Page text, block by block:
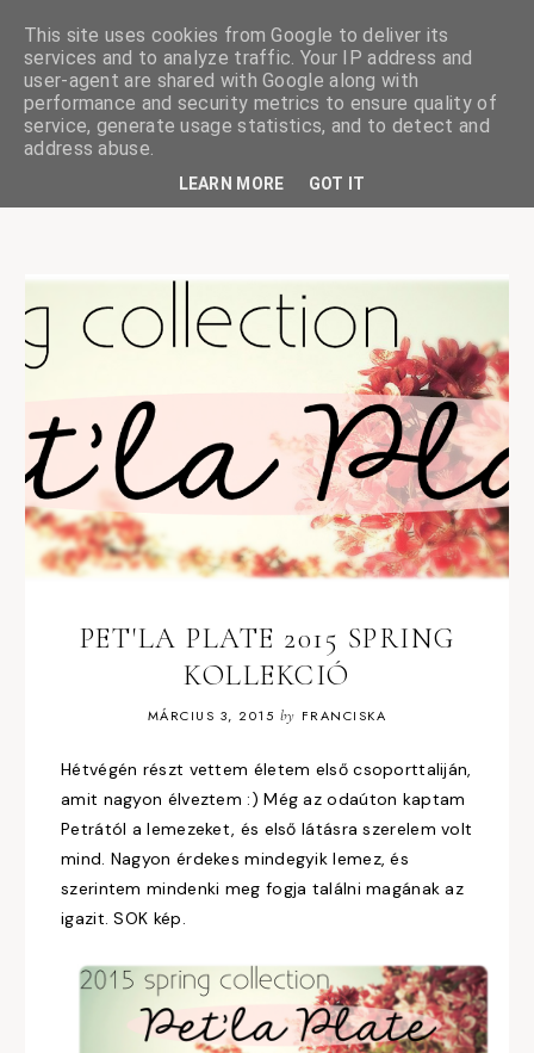
ciskaságok
PET'LA PLATE 2015 SPRING
KOLLEKCIÓ
MÁRCIUS 3, 2015 by FRANCISKA
Hétvégén részt vettem életem első csoporttaliján,
amit nagyon élveztem :) Még az odaúton kaptam
Petrától a lemezeket, és első látásra szerelem volt
mind. Nagyon érdekes mindegyik lemez, és
szerintem mindenki meg fogja találni magának az
igazit. SOK kép.
This site uses cookies from Google to deliver its
services and to analyze traffic. Your IP address and
user-agent are shared with Google along with
performance and security metrics to ensure quality of
service, generate usage statistics, and to detect and
address abuse.
LEARN MORE GOT IT